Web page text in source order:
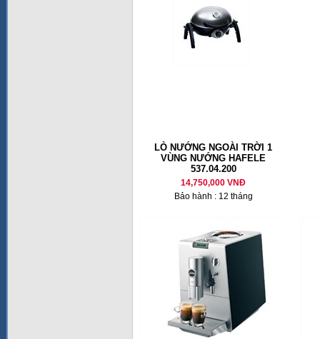
LÒ NƯỚNG NGOÀI TRỜI 1
VÙNG NƯỚNG HAFELE
537.04.200
14,750,000 VNĐ
Bảo hành : 12 tháng